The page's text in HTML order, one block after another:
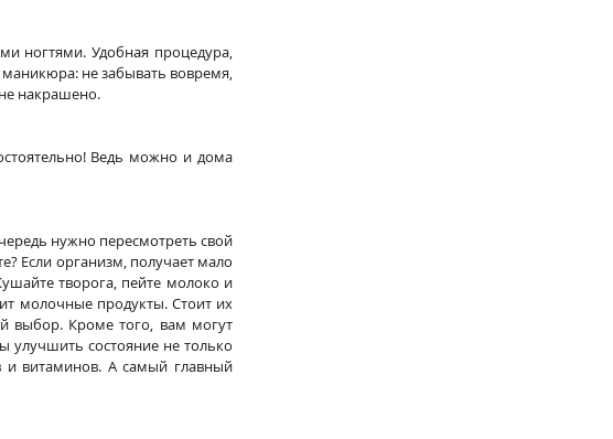
ногтями. Удобная процедура,
не забывать вовремя,
накрашено.
Ведь можно и дома
нужно пересмотреть свой
Если организм, получает мало
творога, пейте молоко и
молочные продукты. Стоит их
выбор. Кроме того, вам могут
улучшить состояние не только
и витаминов. А самый главный